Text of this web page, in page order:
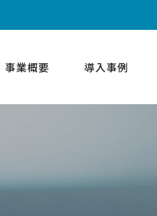
事業概要 導入事例